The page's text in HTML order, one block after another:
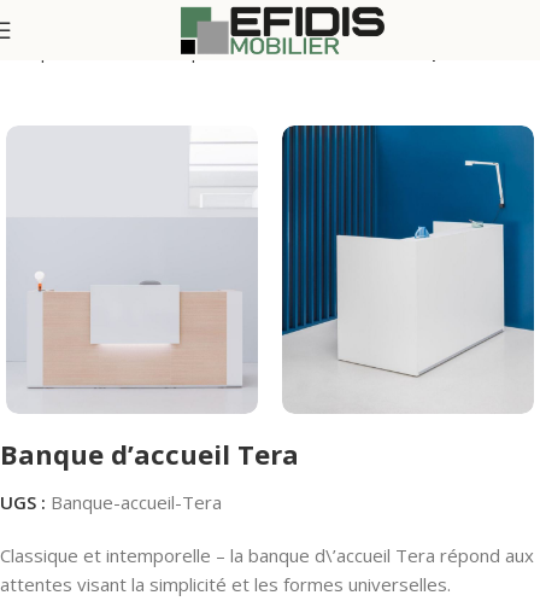
Espace bureau et réunion
Banque d’accueil Tera
UGS : Banque-accueil-Tera
Classique et intemporelle – la banque d\’accueil Tera répond aux
attentes visant la simplicité et les formes universelles.